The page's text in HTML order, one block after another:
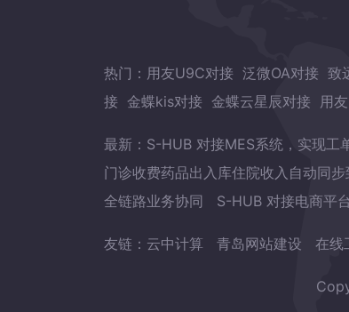
热门： 用友U9C对接 泛微OA对接 致
接 金蝶kis对接 金蝶云星辰对接 用
最新： S-HUB 对接MES系统，实现工
门诊收费药品出入库住院收入自动同步
全链路业务协同
S-HUB 对接电商平
友链： 云中计算 青岛网站建设 在线